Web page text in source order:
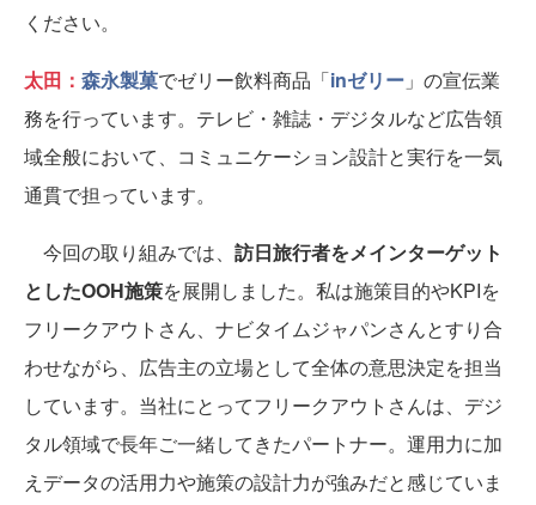
ください。
太田： 森永製菓でゼリー飲料商品「inゼリー 」の宣伝業
務を行っています。テレビ・雑誌・デジタルなど広告領
域全般において、コミュニケーション設計と実行を一気
通貫で担っています。
今回の取り組みでは、 訪日旅行者をメインターゲット
としたOOH施策を展開しました。私は施策目的やKPIを
フリークアウトさん、ナビタイムジャパンさんとすり合
わせながら、広告主の立場として全体の意思決定を担当
しています。当社にとってフリークアウトさんは、デジ
タル領域で長年ご一緒してきたパートナー。運用力に加
えデータの活用力や施策の設計力が強みだと感じていま